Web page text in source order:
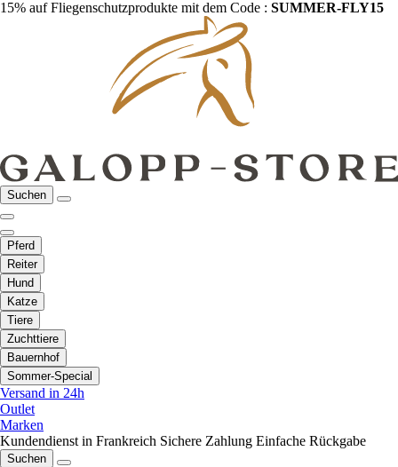
15% auf Fliegenschutzprodukte mit dem Code : SUMMER-FLY15
Suchen
Pferd
Reiter
Hund
Katze
Tiere
Zuchttiere
Bauernhof
Sommer-Special
Versand in 24h
Outlet
Marken
Kundendienst in Frankreich Sichere Zahlung Einfache Rückgabe
Suchen